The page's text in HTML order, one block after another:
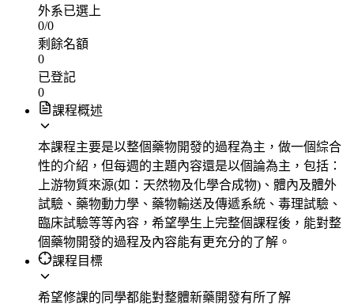
外系已選上
0/0
剩餘名額
0
已登記
0
課程概述
本課程主要是以整個藥物開發的過程為主，做一個綜合
性的介紹，但每週的主題內容還是以個論為主，包括：
上游物質來源(如：天然物及化學合成物)、體內及體外
試驗、藥物動力學、藥物輸送及傳遞系統、毒理試驗、
臨床試驗等等內容，希望學生上完整個課程後，能對整
個藥物開發的過程及內容能有更充分的了解。
課程目標
希望修課的同學都能對整體新藥開發有所了解